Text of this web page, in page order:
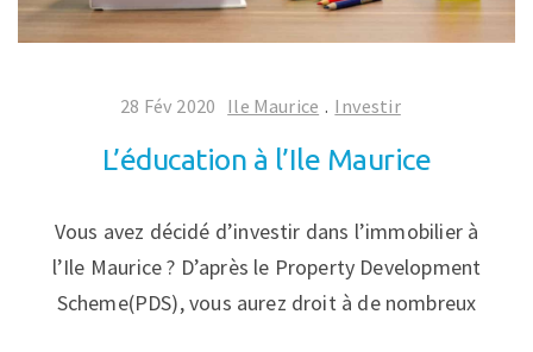
28 Fév 2020 Ile Maurice . Investir
L’éducation à l’Ile Maurice
Vous avez décidé d’investir dans l’immobilier à
l’Ile Maurice ? D’après le Property Development
Scheme(PDS), vous aurez droit à de nombreux